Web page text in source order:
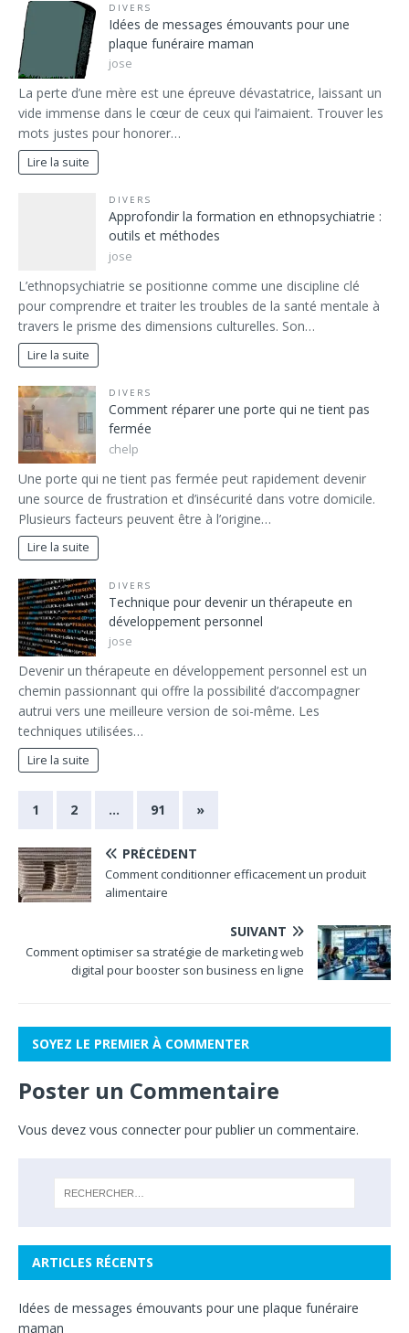
DIVERS
Idées de messages émouvants pour une
plaque funéraire maman
jose
La perte d’une mère est une épreuve dévastatrice, laissant un
vide immense dans le cœur de ceux qui l’aimaient. Trouver les
mots justes pour honorer…
Lire la suite
DIVERS
Approfondir la formation en ethnopsychiatrie :
outils et méthodes
jose
L’ethnopsychiatrie se positionne comme une discipline clé
pour comprendre et traiter les troubles de la santé mentale à
travers le prisme des dimensions culturelles. Son…
Lire la suite
DIVERS
Comment réparer une porte qui ne tient pas
fermée
chelp
Une porte qui ne tient pas fermée peut rapidement devenir
une source de frustration et d’insécurité dans votre domicile.
Plusieurs facteurs peuvent être à l’origine…
Lire la suite
DIVERS
Technique pour devenir un thérapeute en
développement personnel
jose
Devenir un thérapeute en développement personnel est un
chemin passionnant qui offre la possibilité d’accompagner
autrui vers une meilleure version de soi-même. Les
techniques utilisées…
Lire la suite
1 2 … 91 »
PRÉCÉDENT
Comment conditionner efficacement un produit
alimentaire
SUIVANT
Comment optimiser sa stratégie de marketing web
digital pour booster son business en ligne
SOYEZ LE PREMIER À COMMENTER
Poster un Commentaire
Vous devez vous connecter pour publier un commentaire.
ARTICLES RÉCENTS
Idées de messages émouvants pour une plaque funéraire
maman